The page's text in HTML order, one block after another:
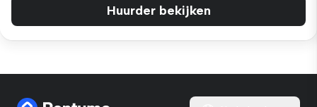
Huurder bekijken